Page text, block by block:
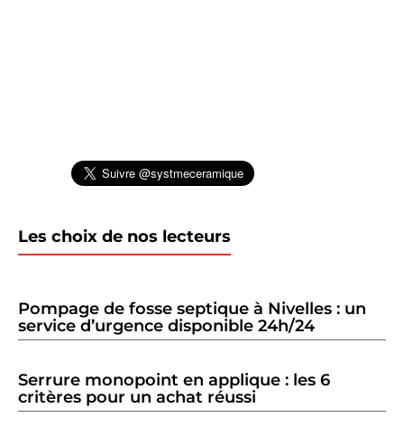
Les choix de nos lecteurs
Pompage de fosse septique à Nivelles : un
service d’urgence disponible 24h/24
Serrure monopoint en applique : les 6
critères pour un achat réussi